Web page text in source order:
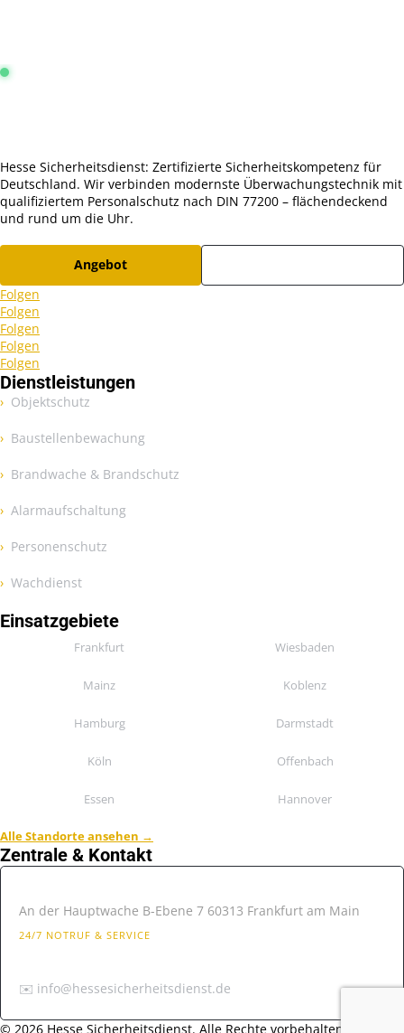
Leitstelle Frankfurt:
Hesse Sicherheitsdienst: Zertifizierte Sicherheitskompetenz für
Deutschland. Wir verbinden modernste Überwachungstechnik mit
qualifiziertem Personalschutz nach DIN 77200 – flächendeckend
und rund um die Uhr.
Angebot
Folgen
Folgen
Folgen
Folgen
Folgen
Dienstleistungen
Objektschutz
Baustellenbewachung
Brandwache & Brandschutz
Alarmaufschaltung
Personenschutz
Wachdienst
Einsatzgebiete
Frankfurt Wiesbaden
Mainz Koblenz
Hamburg Darmstadt
Köln Offenbach
Essen Hannover
Alle Standorte ansehen →
Zentrale & Kontakt
An der Hauptwache B-Ebene 7 60313 Frankfurt am Main
24/7 NOTRUF & SERVICE
✉️ info@hessesicherheitsdienst.de
© 2026 Hesse Sicherheitsdienst. Alle Rechte vorbehalten.